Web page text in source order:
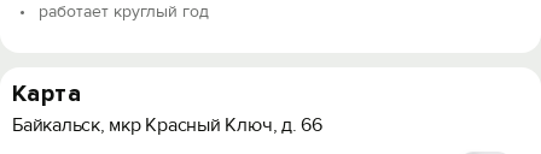
работает круглый год
Карта
Байкальск, мкр Красный Ключ, д. 66